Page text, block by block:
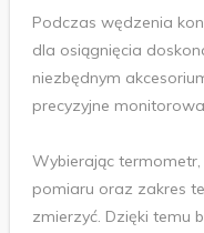
Podczas wędzenia
dla osiągnięcia
niezbędnym
precyzyjne
Wybierając
pomiaru oraz zakres
zmierzyć. Dzięki temu